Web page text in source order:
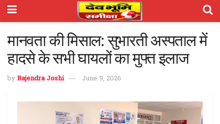
मानवता की मिसाल: सुभारती अस्पताल में
हादसे के सभी घायलों का मुफ्त इलाज
by Rajendra Joshi June 9, 2026